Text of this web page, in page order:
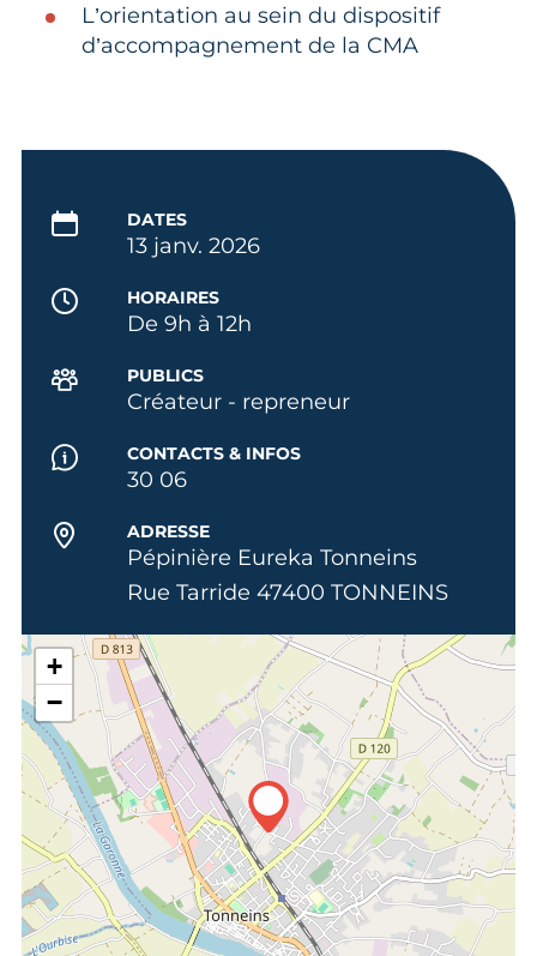
L’orientation au sein du dispositif
d’accompagnement de la CMA
DATES
13 janv. 2026
HORAIRES
De 9h à 12h
PUBLICS
Créateur - repreneur
CONTACTS & INFOS
30 06
ADRESSE
Pépinière Eureka Tonneins
Rue Tarride 47400 TONNEINS
+
−